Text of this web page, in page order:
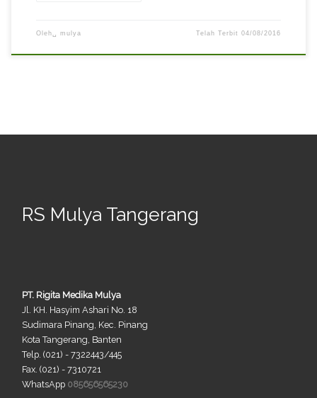
Oleh␣ mulya Telah Terbit04/08/2016
RS Mulya Tangerang
PT. Rigita Medika Mulya
Jl. KH. Hasyim Ashari No. 18
Sudimara Pinang, Kec. Pinang
Kota Tangerang, Banten
Telp. (021) - 7322443/445
Fax. (021) - 7310721
WhatsApp 085656565230